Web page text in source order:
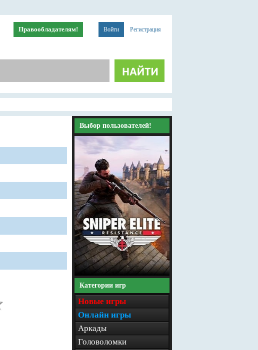
Войти Регистрация
Правообладателям!
Выбор пользователей!
Категории игр
Новые игры
Онлайн игры
Аркады
Головоломки